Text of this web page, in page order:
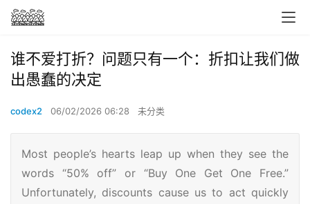
谁不爱打折？问题只有一个：折扣让我们做
出愚蠢的决定
codex2 06/02/2026 06:28 未分类
Most people’s hearts leap up when they see the
words “50% off” or “Buy One Get One Free.”
Unfortunately, discounts cause us to act quickly